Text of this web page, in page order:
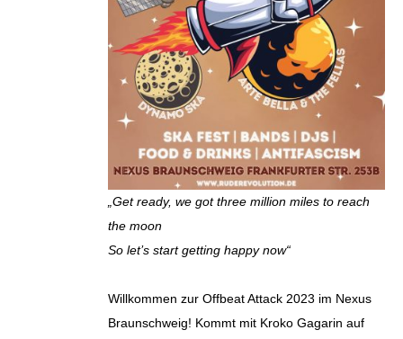
„Get ready, we got three million miles to reach
the moon
So let’s start getting happy now“
Willkommen zur Offbeat Attack 2023 im Nexus
Braunschweig! Kommt mit Kroko Gagarin auf